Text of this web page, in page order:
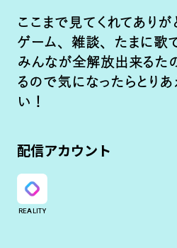
ここまで見てくれてありが
ゲーム、雑談、たまに歌
みんなが全解放出来るた
るので気になったらとり
い！
配信アカウント
REALITY